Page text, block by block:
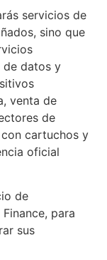
servicios de
sino que
de datos y
venta de
de
cartuchos y
oficial
de
para
sus